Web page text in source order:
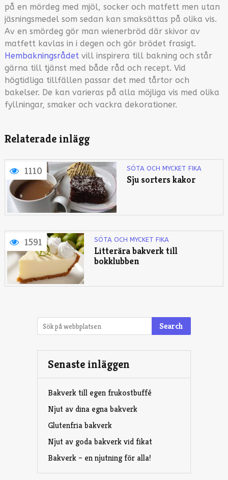
på en mördeg med mjöl, socker och matfett men utan
jäsningsmedel som sedan kan smaksättas på olika vis.
Av en smördeg gör man wienerbröd där skivor av
matfett kavlas in i degen och gör brödet frasigt.
Hembakningsrådetvill inspirera till bakning och står
gärna till tjänst med både råd och recept. Vid
högtidliga tillfällen passar det med tårtor och
bakelser. De kan varieras på alla möjliga vis med olika
fyllningar, smaker och vackra dekorationer.
Relaterade inlägg
1110 SÖTA OCH MYCKET FIKA
Sju sorters kakor
1591 SÖTA OCH MYCKET FIKA
Litterära bakverk till
bokklubben
Search
Senaste inläggen
Bakverk till egen frukostbuffé
Njut av dina egna bakverk
Glutenfria bakverk
Njut av goda bakverk vid fikat
Bakverk – en njutning för alla!